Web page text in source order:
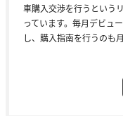
車購入交渉を行うという
っています。毎月デビュ
し、購入指南を行うのも